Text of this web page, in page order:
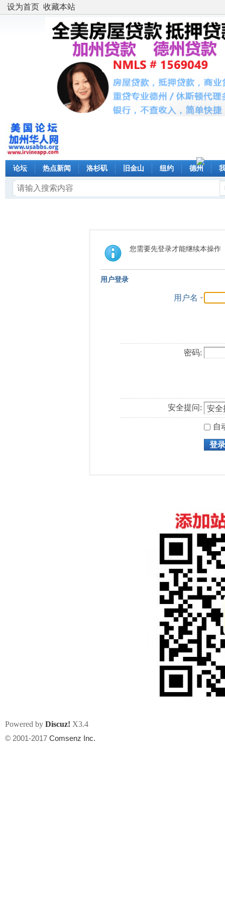
设为首页 收藏本站
论坛 热点新闻 洛杉矶 旧金山 纽约 德州
您需要先登录才能继续本操作
用户登录
用户名
密码:
安全提问:
自
登录
Powered by Discuz! X3.4
© 2001-2017 Comsenz Inc.